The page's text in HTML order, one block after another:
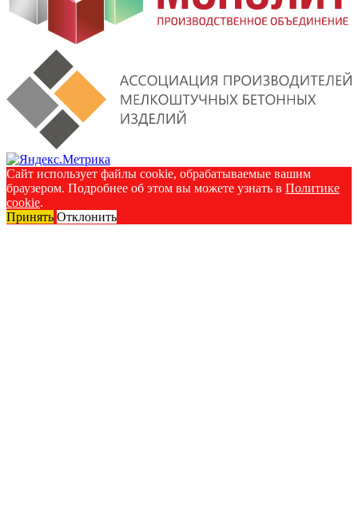
Сайт использует файлы cookie, обрабатываемые вашим
браузером. Подробнее об этом вы можете узнать в Политике
cookie.
Принять Отклонить